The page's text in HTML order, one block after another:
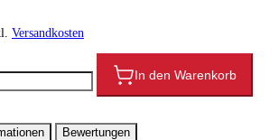
Versandkosten
In den Warenkorb
Bewertungen